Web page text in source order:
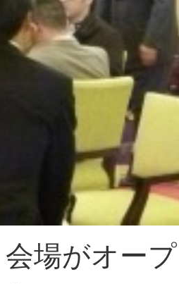
会場がオー